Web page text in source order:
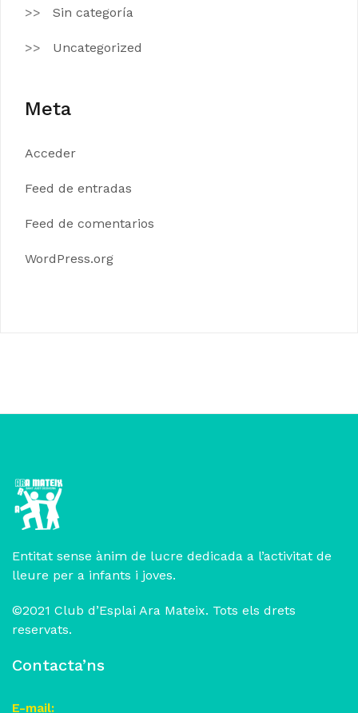
Sin categoría
Uncategorized
Meta
Acceder
Feed de entradas
Feed de comentarios
WordPress.org
Entitat sense ànim de lucre dedicada a l’activitat de
lleure per a infants i joves.
©2021 Club d’Esplai Ara Mateix. Tots els drets
reservats.
Contacta’ns
E-mail: